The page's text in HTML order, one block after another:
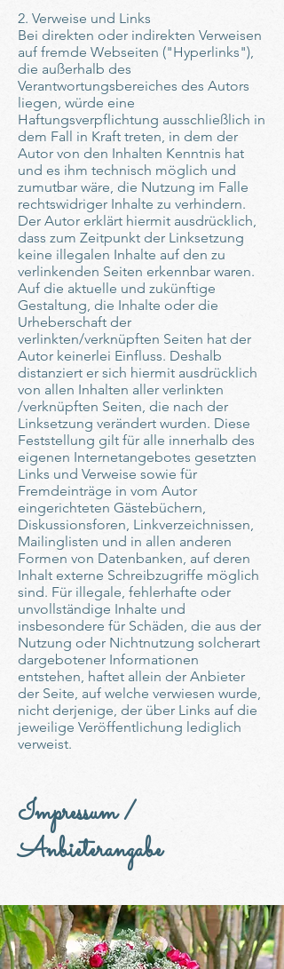
2. Verweise und Links
Bei direkten oder indirekten Verweisen
auf fremde Webseiten ("Hyperlinks"),
die außerhalb des
Verantwortungsbereiches des Autors
liegen, würde eine
Haftungsverpflichtung ausschließlich in
dem Fall in Kraft treten, in dem der
Autor von den Inhalten Kenntnis hat
und es ihm technisch möglich und
zumutbar wäre, die Nutzung im Falle
rechtswidriger Inhalte zu verhindern.
Der Autor erklärt hiermit ausdrücklich,
dass zum Zeitpunkt der Linksetzung
keine illegalen Inhalte auf den zu
verlinkenden Seiten erkennbar waren.
Auf die aktuelle und zukünftige
Gestaltung, die Inhalte oder die
Urheberschaft der
verlinkten/verknüpften Seiten hat der
Autor keinerlei Einfluss. Deshalb
distanziert er sich hiermit ausdrücklich
von allen Inhalten aller verlinkten
/verknüpften Seiten, die nach der
Linksetzung verändert wurden. Diese
Feststellung gilt für alle innerhalb des
eigenen Internetangebotes gesetzten
Links und Verweise sowie für
Fremdeinträge in vom Autor
eingerichteten Gästebüchern,
Diskussionsforen, Linkverzeichnissen,
Mailinglisten und in allen anderen
Formen von Datenbanken, auf deren
Inhalt externe Schreibzugriffe möglich
sind. Für illegale, fehlerhafte oder
unvollständige Inhalte und
insbesondere für Schäden, die aus der
Nutzung oder Nichtnutzung solcherart
dargebotener Informationen
entstehen, haftet allein der Anbieter
der Seite, auf welche verwiesen wurde,
nicht derjenige, der über Links auf die
jeweilige Veröffentlichung lediglich
verweist.
Impressum /
Anbieterangabe